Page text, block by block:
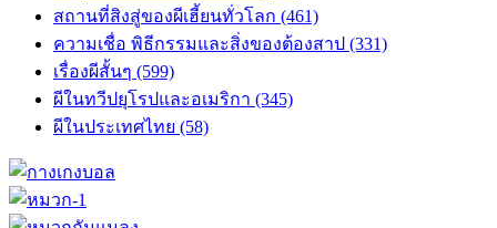
สถานที่สิงสู่ของผีเฮี้ยนทั่วโลก (461)
ความเชื่อ พิธีกรรมและสิ่งของต้องสาป (331)
เรื่องผีสั้นๆ (599)
ผีในทวีปยุโรปและอเมริกา (345)
ผีในประเทศไทย (58)